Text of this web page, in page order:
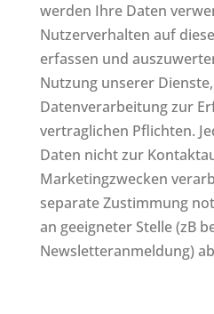
werden Ihre Daten
Nutzerverhalten auf
erfassen und
Nutzung unserer
Datenverarbeitung zur
vertraglichen Pflichten.
Daten nicht zur
Marketingzwecken
separate Zustimmung
an geeigneter Stelle (zB
Newsletteranmeldung)